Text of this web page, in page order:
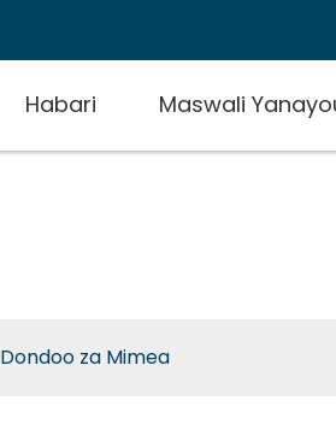
Habari Maswali
Dondoo za Mimea